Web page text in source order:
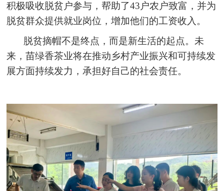
积极吸收脱贫户参与，帮助了43户农户致富，并为
脱贫群众提供就业岗位，增加他们的工资收入。
脱贫摘帽不是终点，而是新生活的起点。未
来，苗绿香茶业将在推动乡村产业振兴和可持续发
展方面持续发力，承担好自己的社会责任。